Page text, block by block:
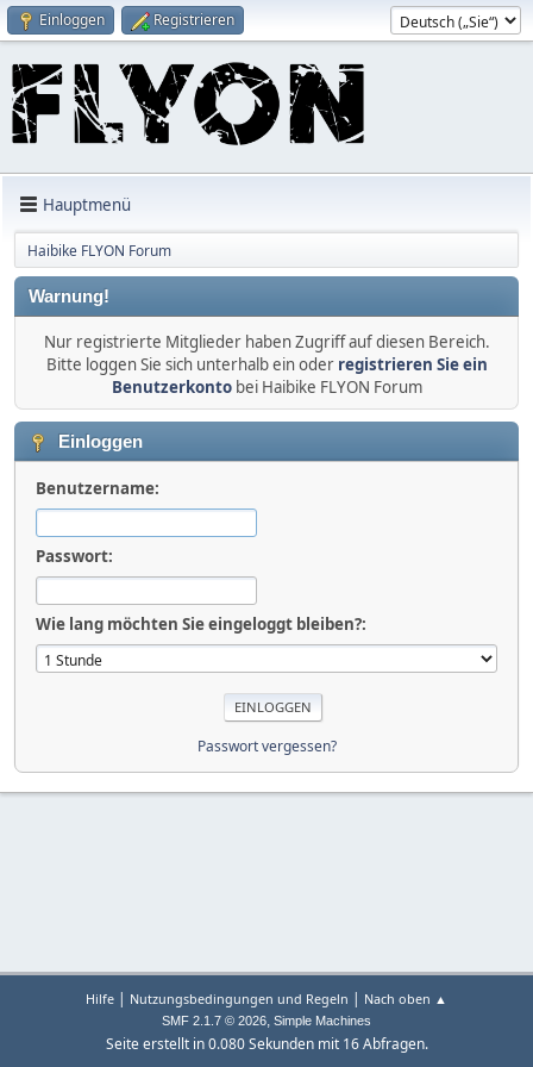
Einloggen Registrieren
Hauptmenü
Haibike FLYON Forum
Warnung!
Nur registrierte Mitglieder haben Zugriff auf diesen Bereich.
Bitte loggen Sie sich unterhalb ein oder registrieren Sie ein
Benutzerkontobei Haibike FLYON Forum
Einloggen
Benutzername:
Passwort:
Wie lang möchten Sie eingeloggt bleiben?:
Passwort vergessen?
Hilfe | Nutzungsbedingungen und Regeln | Nach oben ▲
SMF 2.1.7 © 2026, Simple Machines
Seite erstellt in 0.080 Sekunden mit 16 Abfragen.